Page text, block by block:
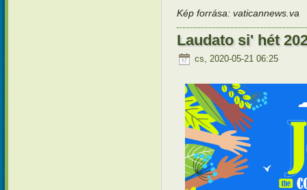
Kép forrása: vaticannews.va
Laudato si' hét
cs, 2020-05-21 06:25